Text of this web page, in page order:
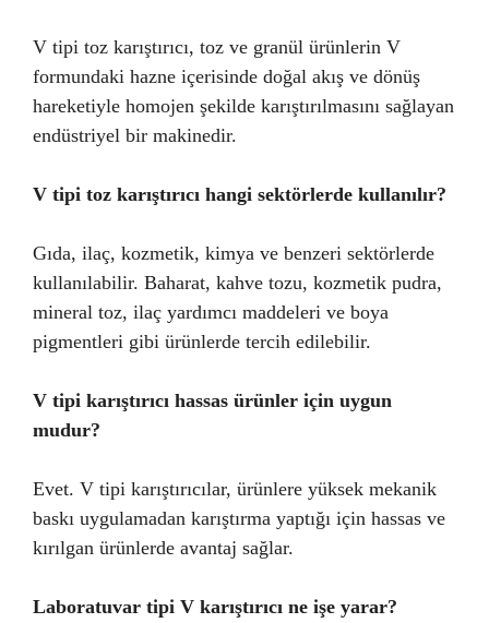
V tipi toz karıştırıcı, toz ve granül ürünlerin V
formundaki hazne içerisinde doğal akış ve dönüş
hareketiyle homojen şekilde karıştırılmasını sağlayan
endüstriyel bir makinedir.
V tipi toz karıştırıcı hangi sektörlerde kullanılır?
Gıda, ilaç, kozmetik, kimya ve benzeri sektörlerde
kullanılabilir. Baharat, kahve tozu, kozmetik pudra,
mineral toz, ilaç yardımcı maddeleri ve boya
pigmentleri gibi ürünlerde tercih edilebilir.
V tipi karıştırıcı hassas ürünler için uygun
mudur?
Evet. V tipi karıştırıcılar, ürünlere yüksek mekanik
baskı uygulamadan karıştırma yaptığı için hassas ve
kırılgan ürünlerde avantaj sağlar.
Laboratuvar tipi V karıştırıcı ne işe yarar?